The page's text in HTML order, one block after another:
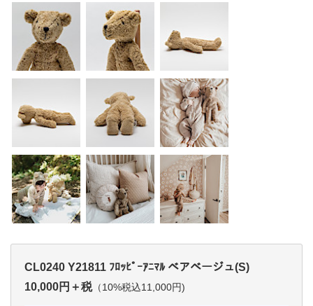
CL0240 Y21811 ﾌﾛｯﾋﾟｰｱﾆﾏﾙ ベアベージュ(S)
10,000円＋税（10%税込11,000円)